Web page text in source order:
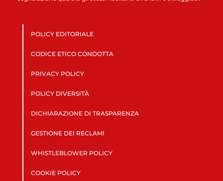
POLICY EDITORIALE
CODICE ETICO CONDOTTA
PRIVACY POLICY
POLICY DIVERSITÀ
DICHIARAZIONE DI TRASPARENZA
GESTIONE DEI RECLAMI
WHISTLEBLOWER POLICY
COOKIE POLICY